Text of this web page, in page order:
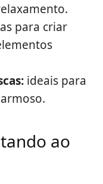
para criar
ideais para
ao